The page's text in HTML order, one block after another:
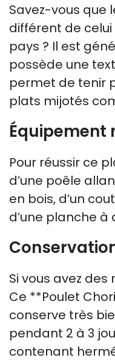
Savez-vous que
différent de celui
pays ? Il est
possède une
permet de tenir
plats mijotés
Équipement
Pour réussir ce
d’une poêle
en bois, d’un
d’une planche à
Si vous avez
Ce **Poulet
conserve très
pendant 2 à 3
contenant